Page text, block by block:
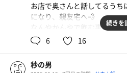
工藤さん🧚‍♀️の華麗なタオル
ワーアップ効果が凄い。凄十
TVではギャル曽根が爆食して
がら観てました😁
お店で奥さんと話してるう
になり、親友宅へ💨
なんやかんやで飲む事とな
ことで2日連続の湯楽園さんへ
寝不足ということもあってか
チェアで寝落ち…。
続きを
6 16
秒の男